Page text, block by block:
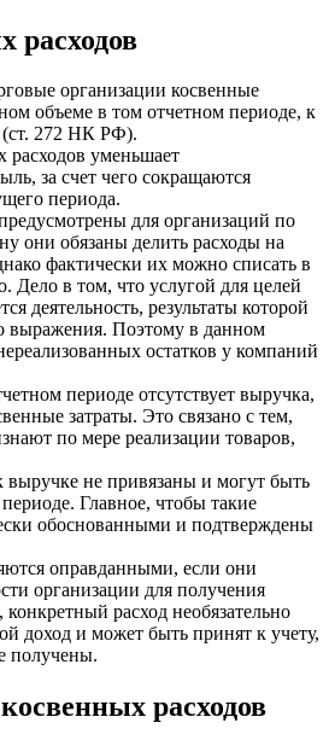
расходов
организации косвенные
объеме в том отчетном периоде, к
(ст. 272 НК РФ).
расходов уменьшает
за счет чего сокращаются
периода.
для организаций по
они обязаны делить расходы на
фактически их можно списать в
Дело в том, что услугой для целей
деятельность, результаты которой
выражения. Поэтому в данном
остатков у компаний
периоде отсутствует выручка,
затраты. Это связано с тем,
по мере реализации товаров,
не привязаны и могут быть
Главное, чтобы такие
обоснованными и подтверждены
оправданными, если они
организации для получения
расход необязательно
доход и может быть принят к учету,
получены.
расходов